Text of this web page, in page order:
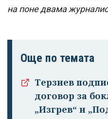
на поне двама
Още по темата
Терзиев
договор за
„Изгрев“ и